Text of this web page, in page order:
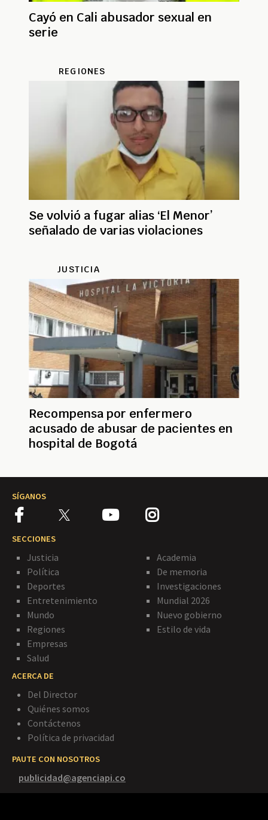
Cayó en Cali abusador sexual en
serie
REGIONES
Se volvió a fugar alias ‘El Menor’
señalado de varias violaciones
JUSTICIA
Recompensa por enfermero
acusado de abusar de pacientes en
hospital de Bogotá
SÍGANOS
SECCIONES
Justicia
Política
Deportes
Entretenimiento
Mundo
Regiones
Empresas
Salud
Academia
De memoria
Investigaciones
Mundial 2026
Nuevo gobierno
Estilo de vida
ACERCA DE
Del Director
Quiénes somos
Contáctenos
Política de privacidad
PAUTE CON NOSOTROS
publicidad@agenciapi.co